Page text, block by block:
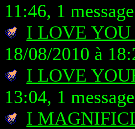
11:46, 1 message
I LOVE
18/08/2010 à
I LOVE
13:04, 1 message
I